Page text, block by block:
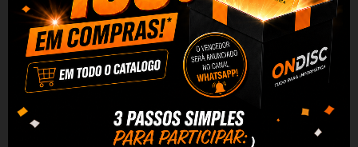
Oferece ainda acesso a 7 slots de expansão,
permitindo a instalação de 2 HDDs e 2 ou 3
SSDs. Com o DK352 Plus, você não sentirá
nenhuma limitação!